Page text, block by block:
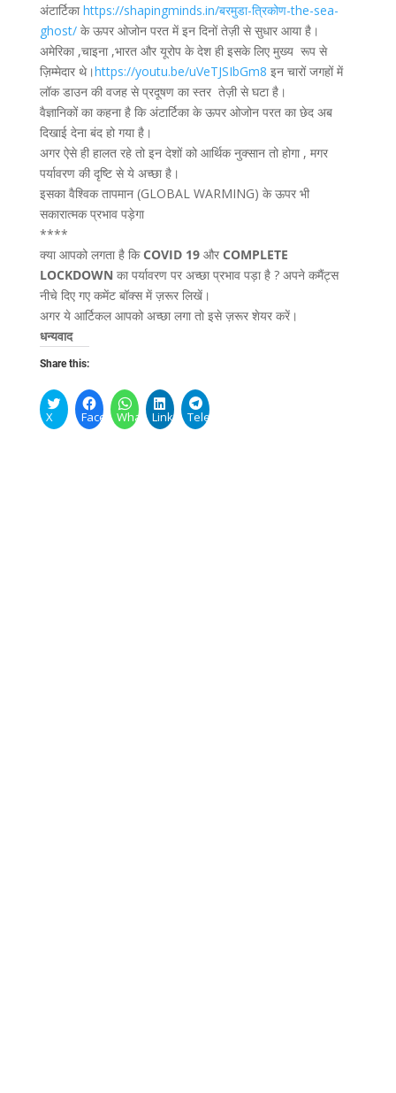
अंटार्टिकाhttps://shapingminds.in/बरमुडा-त्रिकोण-the-sea-
ghost/के ऊपर ओजोन परत में इन दिनों तेज़ी से सुधार आया है।
अमेरिका ,चाइना ,भारत और यूरोप के देश ही इसके लिए मुख्य रूप से
ज़िम्मेदार थे।https://youtu.be/uVeTJSIbGm8 इन चारों जगहों में
लॉक डाउन की वजह से प्रदूषण का स्तर तेज़ी से घटा है।
वैज्ञानिकों का कहना है कि अंटार्टिका के ऊपर ओजोन परत का छेद अब
दिखाई देना बंद हो गया है।
अगर ऐसे ही हालत रहे तो इन देशों को आर्थिक नुक्सान तो होगा , मगर
पर्यावरण की दृष्टि से ये अच्छा है।
इसका वैश्विक तापमान (GLOBAL WARMING) के ऊपर भी
सकारात्मक प्रभाव पड़ेगा
****
क्या आपको लगता है किCOVID 19और COMPLETE
LOCKDOWN का पर्यावरण पर अच्छा प्रभाव पड़ा है ? अपने कमैंट्स
नीचे दिए गए कमेंट बॉक्स में ज़रूर लिखें।
अगर ये आर्टिकल आपको अच्छा लगा तो इसे ज़रूर शेयर करें।
धन्यवाद
Share this:
X FacebookWhatsAppLinkedInTelegram